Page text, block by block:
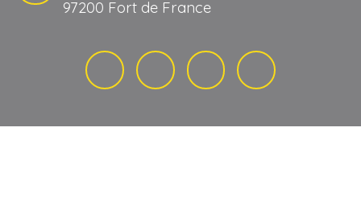
97200 Fort de France